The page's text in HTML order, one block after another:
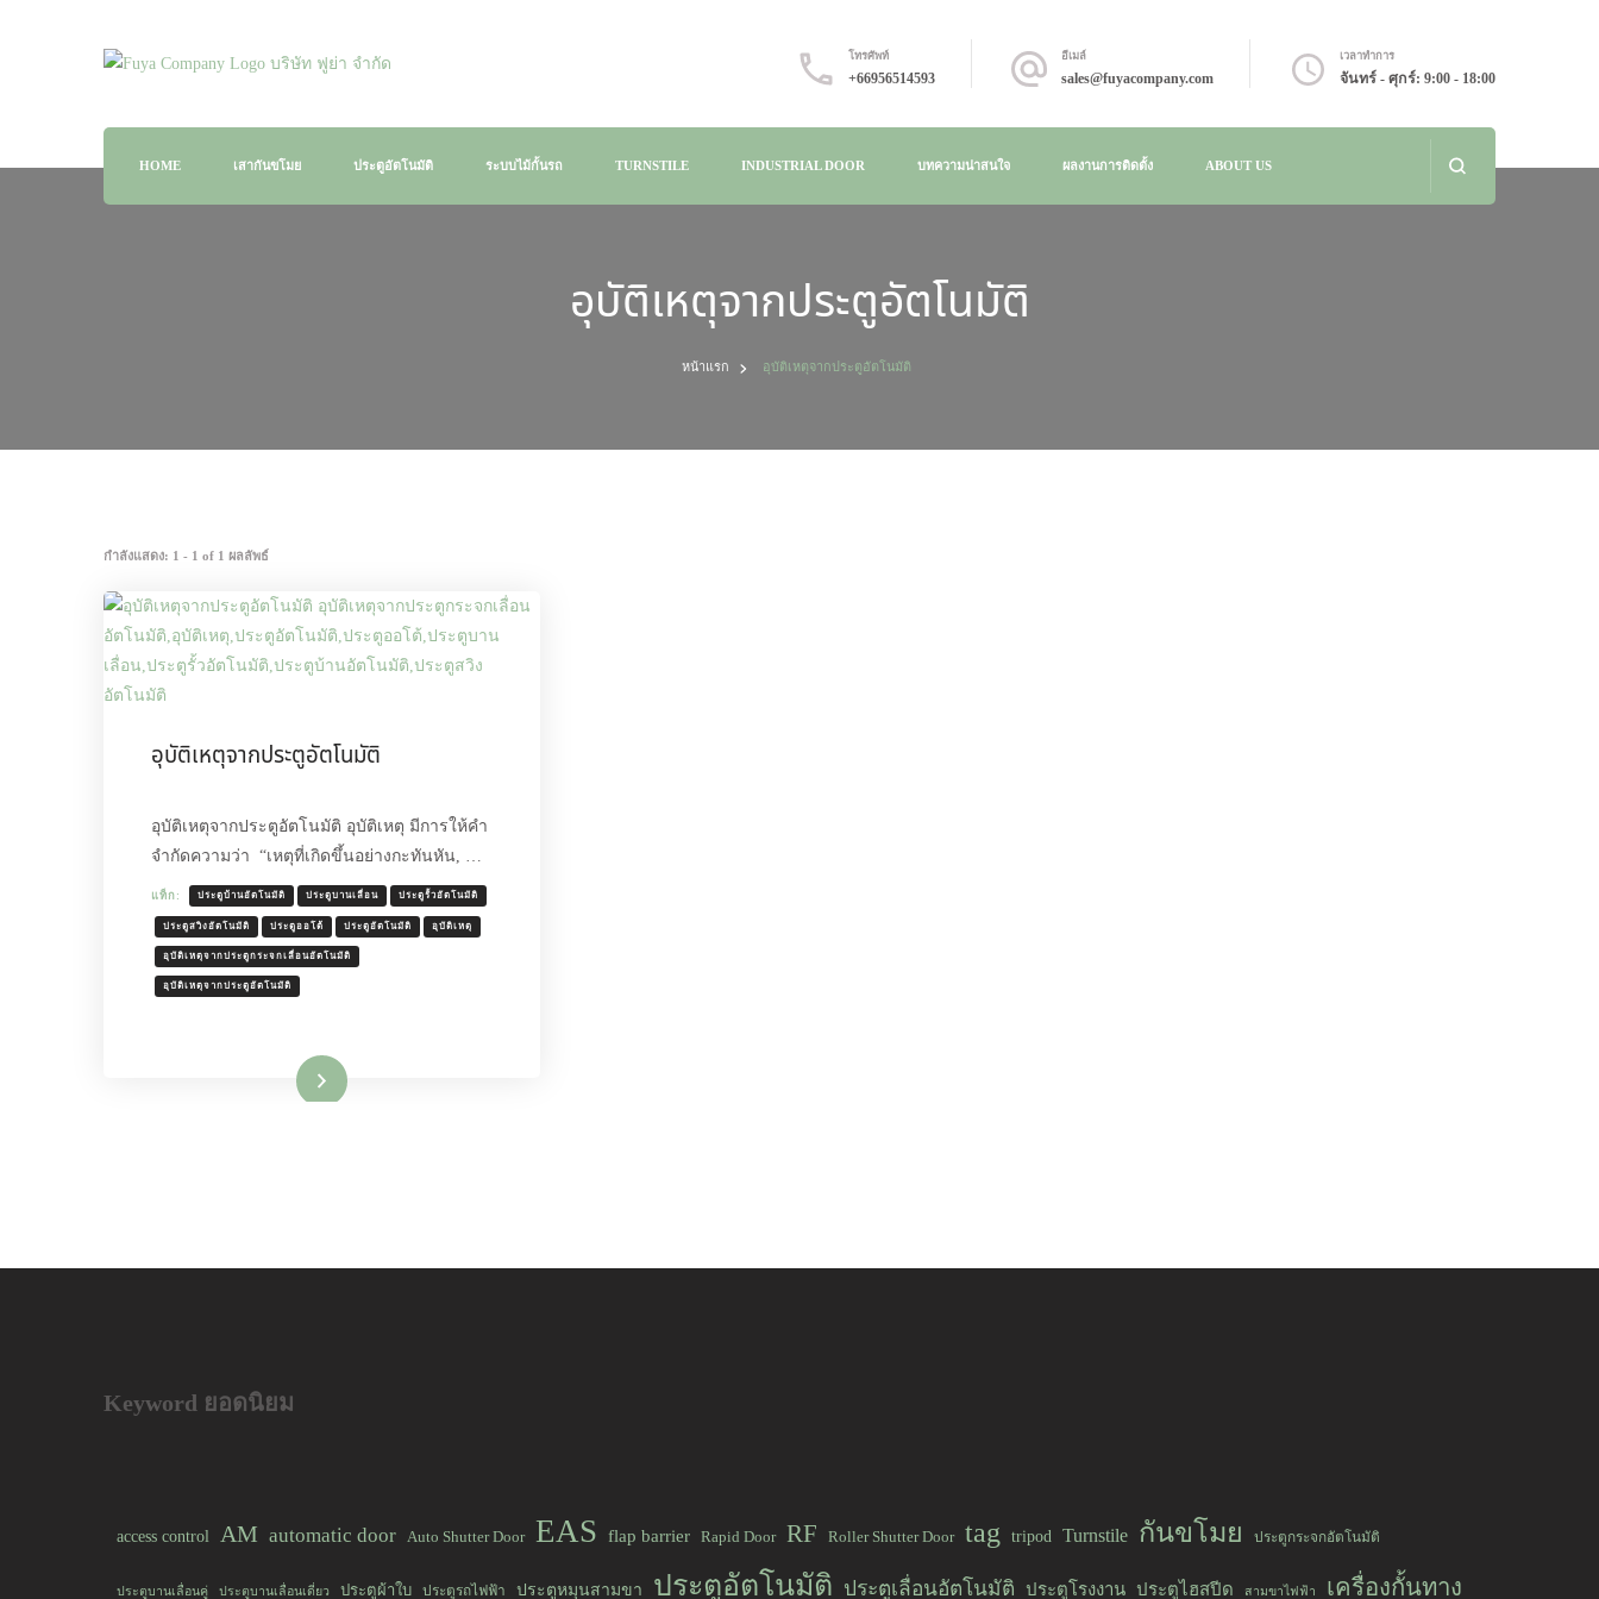
Fuya Co.,ltd. ระบบรักษาความปลอดภัยในทุกไลฟ์สไตล์ของคุณ
จัดจำหน่ายสินค้า และติดตั้งระบบรักษาความปลอดภัย โทรศัพท์
+66956514593
อีเมล์
sales@fuyacompany.com
เวลาทำการ
จันทร์ - ศุกร์: 9:00 - 18:00
HOME เสากันขโมย ประตูอัตโนมัติ ระบบไม้กั้นรถ TURNSTILE INDUSTRIAL DOOR บทความน่าสนใจ ผลงานการติดตั้ง ABOUT US
อุบัติเหตุจากประตูอัตโนมัติ
หน้าแรก อุบัติเหตุจากประตูอัตโนมัติ
กำลังแสดง: 1 - 1 of 1 ผลลัพธ์
อุบัติเหตุจากประตูอัตโนมัติ
อุบัติเหตุจากประตูอัตโนมัติ อุบัติเหตุ มีการให้คำ
จำกัดความว่า “เหตุที่เกิดขึ้นอย่างกะทันหัน, …
แท็ก: ประตูบ้านอัตโนมัติ ประตูบานเลื่อน ประตูรั้วอัตโนมัติ
ประตูสวิงอัตโนมัติ ประตูออโต้ ประตูอัตโนมัติ อุบัติเหตุ
อุบัติเหตุจากประตูกระจกเลื่อนอัตโนมัติ
อุบัติเหตุจากประตูอัตโนมัติ
อ่านเพิ่มเติม
Keyword ยอดนิยม
access control AM automatic door Auto Shutter Door EAS flap barrier Rapid Door RF Roller Shutter Door tag tripod Turnstile กันขโมย ประตูกระจกอัตโนมัติ
ประตูบานเลื่อนคู่ ประตูบานเลื่อนเดี่ยว ประตูผ้าใบ ประตูรถไฟฟ้า ประตูหมุนสามขา ประตูอัตโนมัติ ประตูเลื่อนอัตโนมัติ ประตูโรงงาน ประตูไฮสปีด สามขาไฟฟ้า เครื่องกั้นทาง